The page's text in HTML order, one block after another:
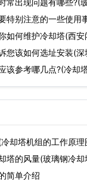
常出现问题有哪些?(
特别注意的一些使用
如何维护冷却塔(西安
您该如何选址安装(
该参考哪几点?(冷却
却塔机组的工作原
塔的风量(玻璃钢冷
简单介绍